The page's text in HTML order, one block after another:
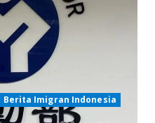
Berita Imigran Indonesia